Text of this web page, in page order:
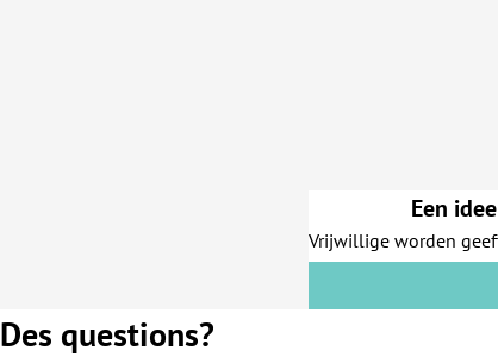
Een
Vrijwillige worden
Des questions?